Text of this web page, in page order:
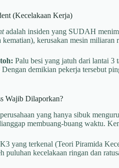
(Kecelakaan Kerja)
adalah insiden yang SUDAH
kerusakan mesin
Palu besi yang jatuh dari lantai 3
Dengan demikian pekerja tersebut
Wajib Dilaporkan?
yang hanya sibuk
membuang-buang waktu.
yang terkenal (Teori Piramida
puluhan kecelakaan ringan dan